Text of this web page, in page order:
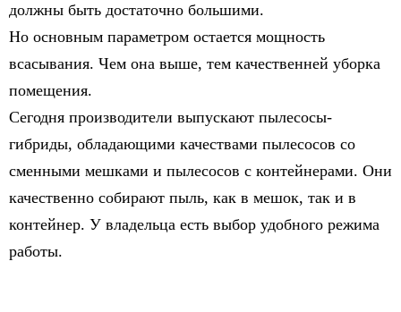
должны быть достаточно большими.
Но основным параметром остается мощность
всасывания. Чем она выше, тем качественней уборка
помещения.
Сегодня производители выпускают пылесосы-
гибриды, обладающими качествами пылесосов со
сменными мешками и пылесосов с контейнерами. Они
качественно собирают пыль, как в мешок, так и в
контейнер. У владельца есть выбор удобного режима
работы.